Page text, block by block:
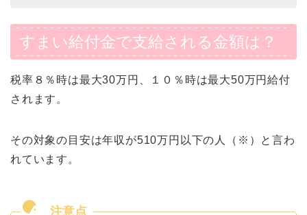
すまい給付金で支給される金額は？
税率８％時は最大30万円、１０％時は最大50万円給付
されます。
その対象の目安は年収が510万円以下の人（※）と言わ
れています。